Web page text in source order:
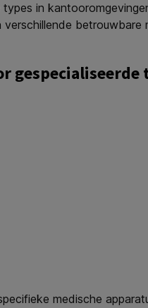
in
gespecialiseerde
medische